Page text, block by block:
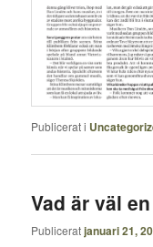
Publicerat i
Vad är väl
Publiceratjanuari 21,